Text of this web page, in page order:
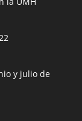
y julio de